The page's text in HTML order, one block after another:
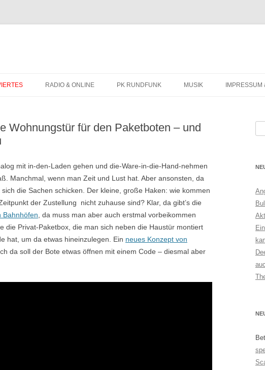
Inhalt
RADIO & ONLINE PK RUNDFUNK MUSIK
KONZERTTERMINE
Wohnungstür für den Paketboten – und
mit in-den-Laden gehen und die-Ware-in-die-Hand-nehmen
Manchmal, wenn man Zeit und Lust hat. Aber ansonsten, da
die Sachen schicken. Der kleine, große Haken: wie kommen
der Zustellung nicht zuhause sind? Klar, da gibt’s die
Bahnhöfen , da muss man aber auch erstmal vorbeikommen
die Privat-Paketbox, die man sich neben die Haustür montiert
hat, um da etwas hineinzulegen. Ein neues Konzept von
da soll der Bote etwas öffnen mit einem Code – diesmal aber